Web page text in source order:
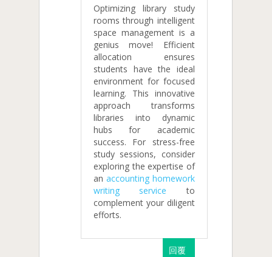
Optimizing library study
rooms through intelligent
space management is a
genius move! Efficient
allocation ensures
students have the ideal
environment for focused
learning. This innovative
approach transforms
libraries into dynamic
hubs for academic
success. For stress-free
study sessions, consider
exploring the expertise of
an accounting homework
writing service to
complement your diligent
efforts.
回覆